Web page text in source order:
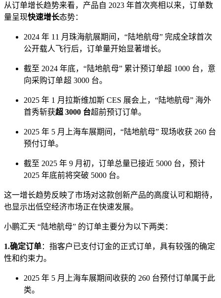
从订单增长趋势来看，产品自 2023 年首次亮相以来，订单数
量呈现快速增长态势：
2024 年 11 月珠海航展期间，“陆地航母” 完成全球首次
公开载人飞行后，订单量开始显著增长。
截至 2024 年底，“陆地航母” 累计预订单超 1000 台，意
向采购订单超 3000 台。
2025 年 1 月拉斯维加斯 CES 展会上，“陆地航母” 海外
首秀斩获超 3000 台超前预订订单。
2025 年 5 月上海车展期间，“陆地航母” 现场收获 260 台
预付订单。
截至 2025 年 9 月初，订单总量已接近 5000 台，预计
2025 年底前将突破 5000 台。
这一增长趋势反映了市场对这款创新产品的高度认可和期待，
也显示出低空经济市场正在快速发展。
小鹏汇天 “陆地航母” 的订单主要分为以下两类：
1.确定订单：指客户已支付订金的正式订单，具有较强的确定
性和约束力。
2025 年 5 月上海车展期间收获的 260 台预付订单属于此
类。